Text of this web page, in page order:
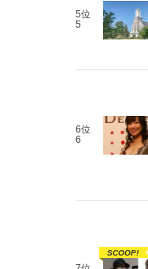
5位
5
6位
6
SCOOP!